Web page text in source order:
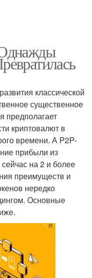
классической
существенное
предполагает
криптовалют в
времени. А P2P-
прибыли из
на 2 и более
преимуществ и
нередко
Основные